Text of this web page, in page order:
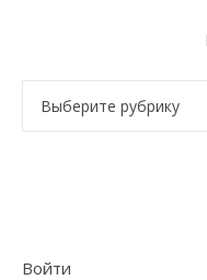
Войти